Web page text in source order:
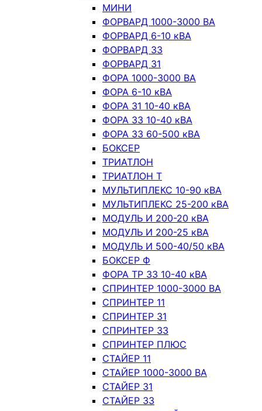
МИНИ
ФОРВАРД 1000-3000 ВА
ФОРВАРД 6-10 кВА
ФОРВАРД 33
ФОРВАРД 31
ФОРА 1000-3000 ВА
ФОРА 6-10 кВА
ФОРА 31 10-40 кВА
ФОРА 33 10-40 кВА
ФОРА 33 60-500 кВА
БОКСЕР
ТРИАТЛОН
ТРИАТЛОН Т
МУЛЬТИПЛЕКС 10-90 кВА
МУЛЬТИПЛЕКС 25-200 кВА
МОДУЛЬ И 200-20 кВА
МОДУЛЬ И 200-25 кВА
МОДУЛЬ И 500-40/50 кВА
БОКСЕР Ф
ФОРА ТР 33 10-40 кВА
СПРИНТЕР 1000-3000 ВА
СПРИНТЕР 11
СПРИНТЕР 31
СПРИНТЕР 33
СПРИНТЕР ПЛЮС
СТАЙЕР 11
СТАЙЕР 1000-3000 ВА
СТАЙЕР 31
СТАЙЕР 33